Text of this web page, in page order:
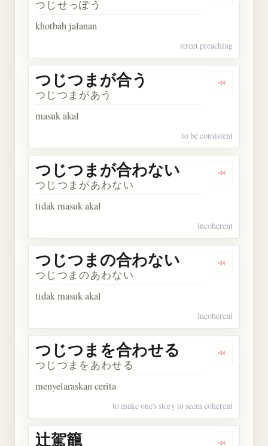
つじせっぽう
khotbah jalanan
street preaching
Dengarkan
つじつまが合う
つじつまがあう
masuk akal
to be consistent
Dengarkan
つじつまが合わない
つじつまがあわない
tidak masuk akal
incoherent
Dengarkan
つじつまの合わない
つじつまのあわない
tidak masuk akal
incoherent
Dengarkan
つじつまを合わせる
つじつまをあわせる
menyelaraskan cerita
to make one's story to seem coherent
辻駕籠